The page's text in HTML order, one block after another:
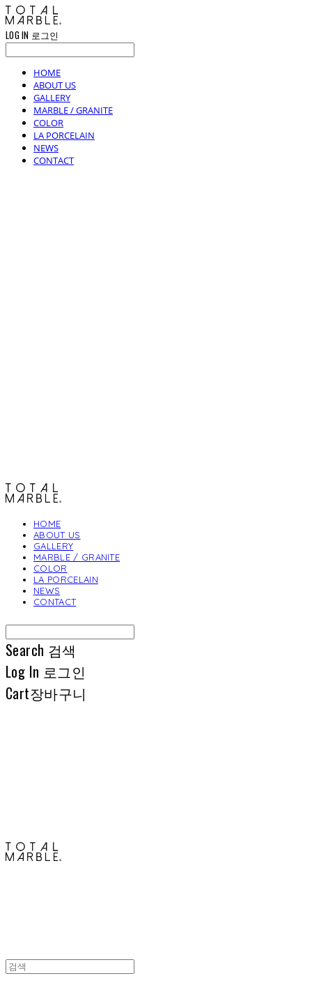
LOG IN 로그인
HOME
ABOUT US
GALLERY
MARBLE / GRANITE
COLOR
LA PORCELAIN
NEWS
CONTACT
HOME
ABOUT US
GALLERY
MARBLE / GRANITE
COLOR
LA PORCELAIN
NEWS
CONTACT
Search 검색
Log In 로그인
Cart장바구니